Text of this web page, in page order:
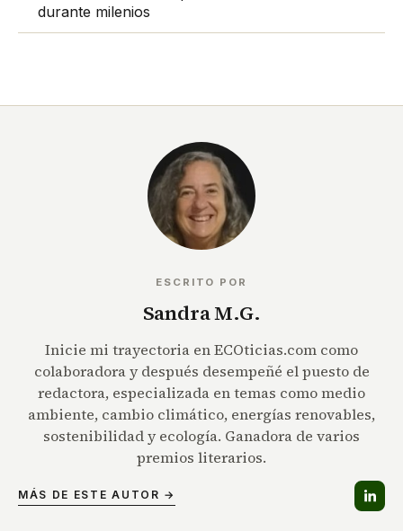
durante milenios
ESCRITO POR
Sandra M.G.
Inicie mi trayectoria en ECOticias.com como
colaboradora y después desempeñé el puesto de
redactora, especializada en temas como medio
ambiente, cambio climático, energías renovables,
sostenibilidad y ecología. Ganadora de varios
premios literarios.
MÁS DE ESTE AUTOR →